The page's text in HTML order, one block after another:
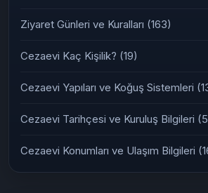
Ziyaret Günleri ve Kuralları (163)
Cezaevi Kaç Kişilik? (19)
Cezaevi Yapıları ve Koğuş Sistemleri
Cezaevi Tarihçesi ve Kuruluş Bilgileri
Cezaevi Konumları ve Ulaşım Bilgileri